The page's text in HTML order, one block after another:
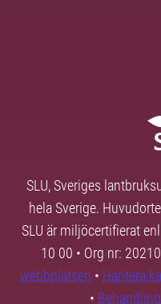
SLU, Sveriges
hela Sverige.
SLU är miljöcertifierat
10 00 • Org nr:
webbplatsen • Hantera
•